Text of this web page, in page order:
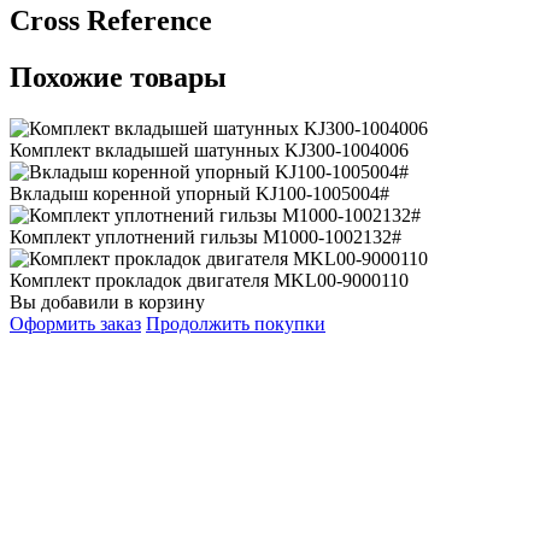
Сross Reference
Похожие товары
Комплект вкладышей шатунных KJ300-1004006
Вкладыш коренной упорный KJ100-1005004#
Комплект уплотнений гильзы M1000-1002132#
Комплект прокладок двигателя MKL00-9000110
Вы добавили в корзину
Оформить заказ Продолжить покупки